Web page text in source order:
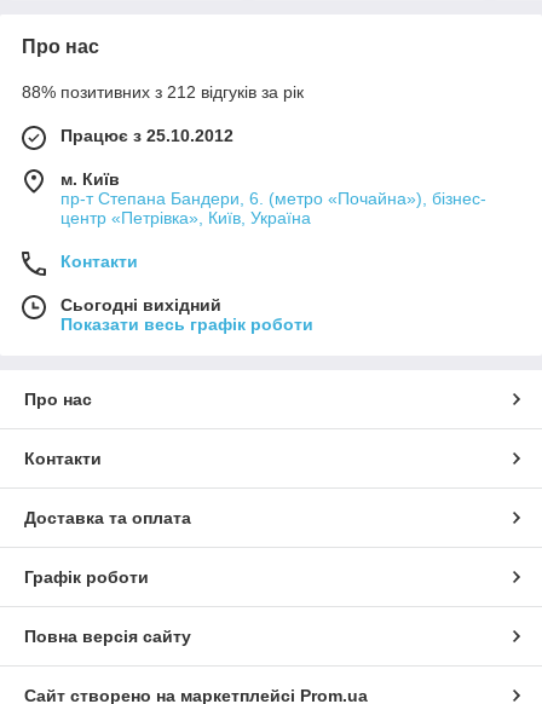
Про нас
88% позитивних з 212 відгуків за рік
Працює з 25.10.2012
м. Київ
пр-т Степана Бандери, 6. (метро «Почайна»), бізнес-
центр «Петрівка», Київ, Україна
Контакти
Сьогодні вихідний
Показати весь графік роботи
Про нас
Контакти
Доставка та оплата
Графік роботи
Повна версія сайту
Сайт створено на маркетплейсі Prom.ua